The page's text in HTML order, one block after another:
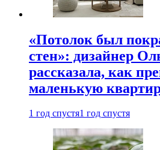
«Потолок был
стен»: дизайнер
рассказала, как
маленькую
1 год спустя1 год спустя